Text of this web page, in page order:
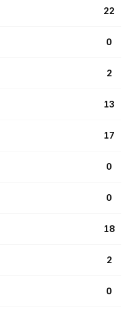
22
0
2
13
17
0
0
18
2
0